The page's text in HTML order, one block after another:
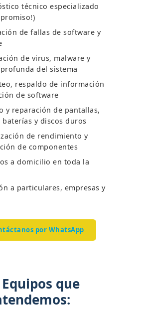
técnico especializado
de fallas de software y
de virus, malware y
del sistema
respaldo de información
de software
y reparación de pantallas,
baterías y discos duros
de rendimiento y
de componentes
a domicilio en toda la
a particulares, empresas y
por WhatsApp
que